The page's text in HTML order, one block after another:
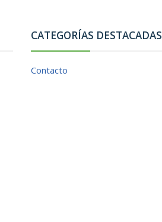
CATEGORÍAS DESTACADAS
Contacto